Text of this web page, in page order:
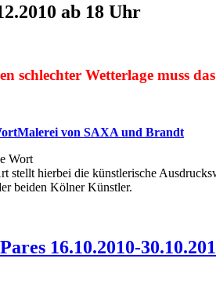
ab 18 Uhr
schlechter Wetterlage muss
von SAXA und Brandt
Wort
stellt hierbei die künstlerische
beiden Kölner Künstler.
16.10.2010-